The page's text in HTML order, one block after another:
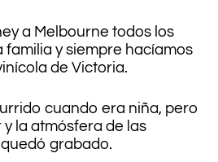
a Melbourne todos los
familia y siempre hacíamos
de Victoria.
cuando era niña, pero
la atmósfera de las
grabado.